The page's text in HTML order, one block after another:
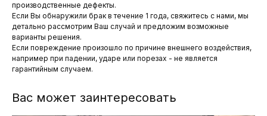
производственные дефекты.
Если Вы обнаружили брак в течение 1 года, свяжитесь с нами, мы
детально рассмотрим Ваш случай и предложим возможные
варианты решения.
Если повреждение произошло по причине внешнего воздействия,
например при падении, ударе или порезах - не является
гарантийным случаем.
Вас может заинтересовать